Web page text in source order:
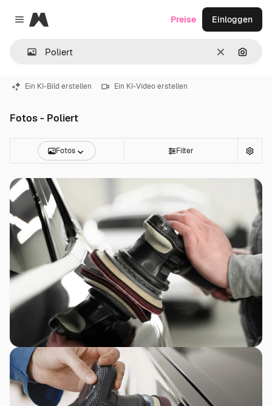
Close menu
Magnific
LöschenNach
Preise Einloggen
Ein KI-Bild erstellen Ein KI-Video erstellen
Fotos - Poliert
Fotos Filter